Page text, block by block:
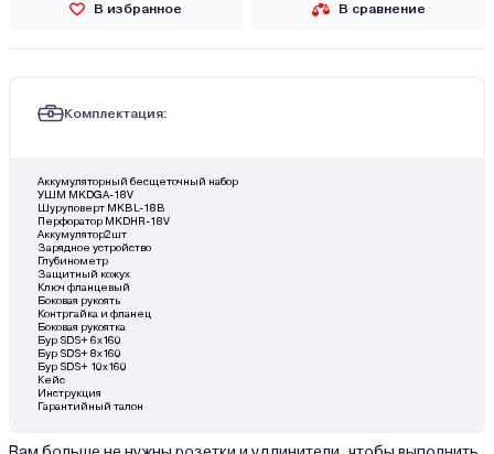
В избранное В сравнение
Комплектация:
Аккумуляторный бесщеточный набор
УШМ MKDGA-18V
Шуруповерт MKBL-18B
Перфоратор MKDHR-18V
Аккумулятор2шт
Зарядное устройство
Глубинометр
Защитный кожух
Ключ фланцевый
Боковая рукоять
Контргайка и фланец
Боковая рукоятка
Бур SDS+ 6х160
Бур SDS+ 8х160
Бур SDS+ 10х160
Кейс
Инструкция
Гарантийный талон